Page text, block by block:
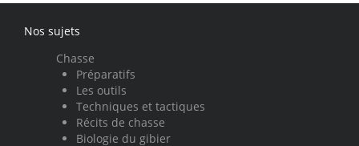
Nos sujets
Chasse
Préparatifs
Les outils
Techniques et tactiques
Récits de chasse
Biologie du gibier